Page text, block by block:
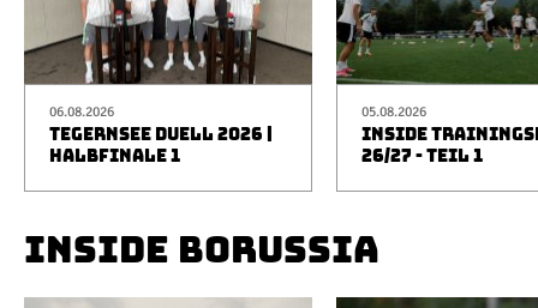
06.08.2026
TEGERNSEE DUELL 2026 |
HALBFINALE 1
05.08.2026
INSIDE
26/27 - TEIL 1
INSIDE BORUSSIA